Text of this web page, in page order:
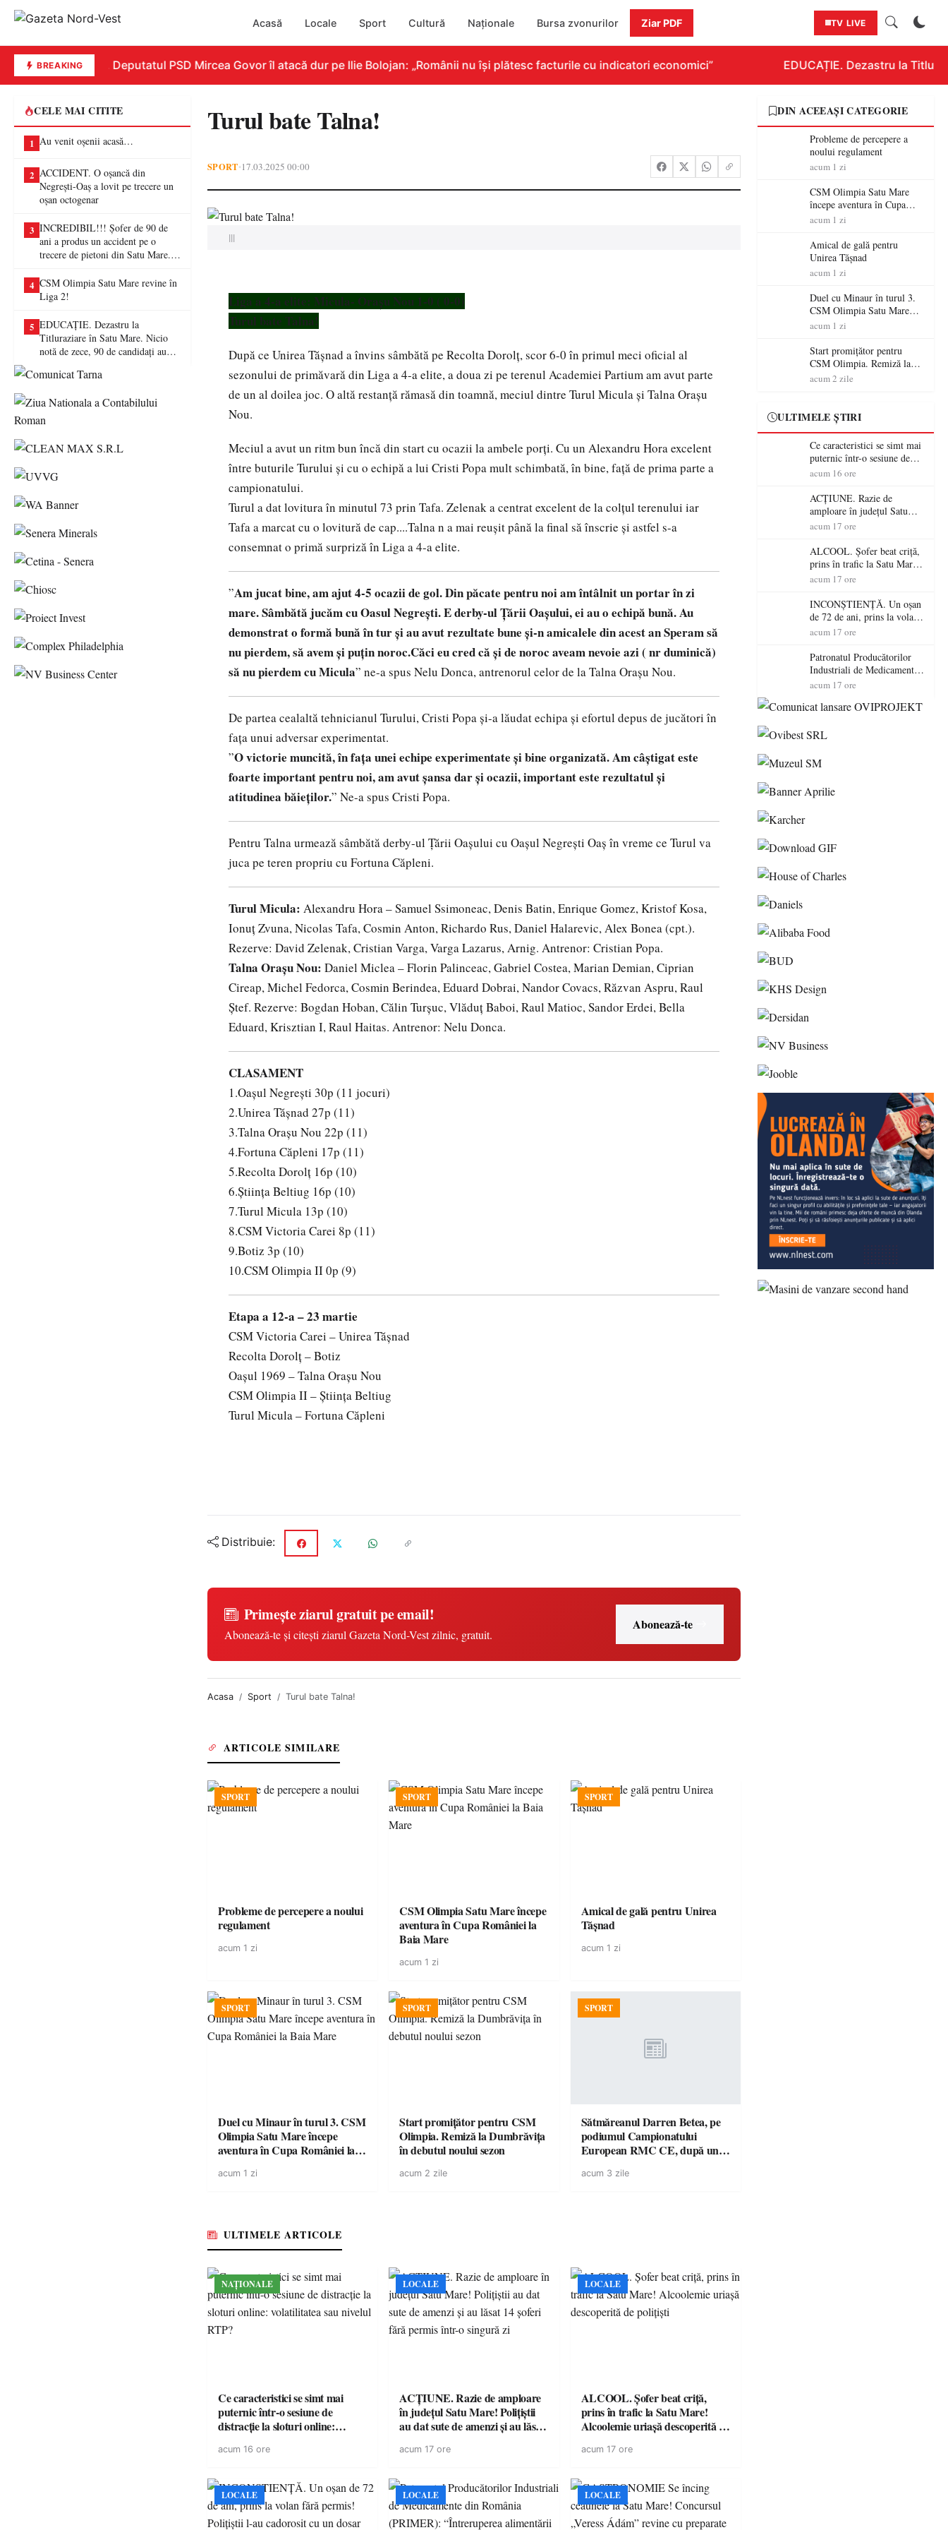
Acasă Locale Sport Cultură Naționale Bursa zvonurilor Ziar PDF TV LIVE
BREAKING
REPLICĂ. Deputatul PSD Mircea Govor îl atacă dur pe Ilie Bolojan: „Românii nu își plătesc facturile cu indicatori economici” EDUCAȚIE. Dezastru la
CELE MAI CITITE
1 Au venit oșenii acasă…
2 ACCIDENT. O oșancă din
Negrești-Oaș a lovit pe trecere un
oșan octogenar
3 INCREDIBIL!!! Șofer de 90 de
ani a produs un accident pe o
trecere de pietoni din Satu Mare. O
4 CSM Olimpia Satu Mare revine în
Liga 2!
5 EDUCAȚIE. Dezastru la
Titluraziare în Satu Mare. Nicio
notă de zece, 90 de candidați au
Turul bate Talna!
SPORT•17.03.2025 00:00
|||
Liga a 4-a elite: Micula- Orașu Nou 1-0 ( 0-0)
Turul bate Talna!
După ce Unirea Tășnad a învins sâmbătă pe Recolta Dorolț, scor 6-0 în primul meci oficial al
sezonului de primăvară din Liga a 4-a elite, a doua zi pe terenul Academiei Partium am avut parte
de un al doilea joc. O altă restanță rămasă din toamnă, meciul dintre Turul Micula și Talna Orașu
Nou.
Meciul a avut un ritm bun încă din start cu ocazii la ambele porți. Cu un Alexandru Hora excelent
între buturile Turului și cu o echipă a lui Cristi Popa mult schimbată, în bine, față de prima parte a
campionatului.
Turul a dat lovitura în minutul 73 prin Tafa. Zelenak a centrat excelent de la colțul terenului iar
Tafa a marcat cu o lovitură de cap....Talna n a mai reușit până la final să înscrie și astfel s-a
consemnat o primă surpriză în Liga a 4-a elite.
”Am jucat bine, am ajut 4-5 ocazii de gol. Din păcate pentru noi am întâlnit un portar în zi
mare. Sâmbătă jucăm cu Oasul Negrești. E derby-ul Țării Oașului, ei au o echipă bună. Au
demonstrat o formă bună în tur și au avut rezultate bune și-n amicalele din acest an Speram să
nu pierdem, să avem și puțin noroc.Căci eu cred că și de noroc aveam nevoie azi ( nr duminică)
să nu pierdem cu Micula” ne-a spus Nelu Donca, antrenorul celor de la Talna Orașu Nou.
De partea cealaltă tehnicianul Turului, Cristi Popa și-a lăudat echipa și efortul depus de jucători în
fața unui adversar experimentat.
”O victorie muncită, în fața unei echipe experimentate și bine organizată. Am câștigat este
foarte important pentru noi, am avut șansa dar și ocazii, important este rezultatul și
atitudinea băieților.” Ne-a spus Cristi Popa.
Pentru Talna urmează sâmbătă derby-ul Țării Oașului cu Oașul Negrești Oaș în vreme ce Turul va
juca pe teren propriu cu Fortuna Căpleni.
Turul Micula: Alexandru Hora – Samuel Ssimoneac, Denis Batin, Enrique Gomez, Kristof Kosa,
Ionuț Zvuna, Nicolas Tafa, Cosmin Anton, Richardo Rus, Daniel Halarevic, Alex Bonea (cpt.).
Rezerve: David Zelenak, Cristian Varga, Varga Lazarus, Arnig. Antrenor: Cristian Popa.
Talna Orașu Nou: Daniel Miclea – Florin Palinceac, Gabriel Costea, Marian Demian, Ciprian
Cireap, Michel Fedorca, Cosmin Berindea, Eduard Dobrai, Nandor Covacs, Răzvan Aspru, Raul
Ștef. Rezerve: Bogdan Hoban, Călin Turșuc, Vlăduț Baboi, Raul Matioc, Sandor Erdei, Bella
Eduard, Krisztian I, Raul Haitas. Antrenor: Nelu Donca.
CLASAMENT
1.Oașul Negrești 30p (11 jocuri)
2.Unirea Tășnad 27p (11)
3.Talna Orașu Nou 22p (11)
4.Fortuna Căpleni 17p (11)
5.Recolta Dorolț 16p (10)
6.Știința Beltiug 16p (10)
7.Turul Micula 13p (10)
8.CSM Victoria Carei 8p (11)
9.Botiz 3p (10)
10.CSM Olimpia II 0p (9)
Etapa a 12-a – 23 martie
CSM Victoria Carei – Unirea Tăşnad
Recolta Dorolţ – Botiz
Oaşul 1969 – Talna Oraşu Nou
CSM Olimpia II – Ştiinţa Beltiug
Turul Micula – Fortuna Căpleni
Distribuie:
Primește ziarul gratuit pe email!
Abonează-te și citești ziarul Gazeta Nord-Vest zilnic, gratuit.
Abonează-te
Acasa Sport Turul bate Talna!
ARTICOLE SIMILARE
SPORT
Probleme de percepere a noului
regulament
acum 1 zi
SPORT
CSM Olimpia Satu Mare începe
aventura în Cupa României la
Baia Mare
acum 1 zi
SPORT
Amical de gală pentru Unirea
Tășnad
acum 1 zi
SPORT
Duel cu Minaur în turul 3. CSM
Olimpia Satu Mare începe
aventura în Cupa României la
acum 1 zi
SPORT
Start promițător pentru CSM
Olimpia. Remiză la Dumbrăvița
în debutul noului sezon
acum 2 zile
SPORT
Sătmăreanul Darren Betea, pe
podiumul Campionatului
European RMC CE, după un
Räikkönen
acum 3 zile
ULTIMELE ARTICOLE
NAȚIONALE
Ce caracteristici se simt mai
puternic într-o sesiune de
distracție la sloturi online:
acum 16 ore
LOCALE
ACȚIUNE. Razie de amploare
în județul Satu Mare! Polițiștii
au dat sute de amenzi și au lăsat
singură zi
acum 17 ore
LOCALE
ALCOOL. Șofer beat criță,
prins în trafic la Satu Mare!
Alcoolemie uriașă descoperită de
acum 17 ore
LOCALE LOCALE LOCALE
DIN ACEEAȘI CATEGORIE
Probleme de percepere a
noului regulament
acum 1 zi
CSM Olimpia Satu Mare
începe aventura în Cupa
României la Baia Mare
acum 1 zi
Amical de gală pentru
Unirea Tășnad
acum 1 zi
Duel cu Minaur în turul 3.
CSM Olimpia Satu Mare
începe aventura în Cupa
acum 1 zi
Start promițător pentru
CSM Olimpia. Remiză la
Dumbrăvița în debutul
acum 2 zile
ULTIMELE ȘTIRI
Ce caracteristici se simt mai
puternic într-o sesiune de
distracție la sloturi online:
RTP?
acum 16 ore
ACȚIUNE. Razie de
amploare în județul Satu
Mare! Polițiștii au dat sute
șoferi fără permis într-o
singură zi
acum 17 ore
ALCOOL. Șofer beat criță,
prins în trafic la Satu Mare!
Alcoolemie uriașă
acum 17 ore
INCONȘTIENȚĂ. Un oșan
de 72 de ani, prins la volan
fără permis! Polițiștii l-au
acum 17 ore
Patronatul Producătorilor
Industriali de Medicamente
din România (PRIMER):
energie electrică a fabricilor
pericol accesul pacienților la
acum 17 ore